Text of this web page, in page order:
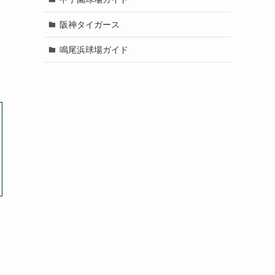
阪神タイガース
鳴尾浜球場ガイド